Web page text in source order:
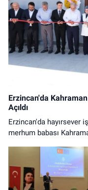
Erzincan'da
Açıldı
Erzincan'da hayırsever
merhum babası